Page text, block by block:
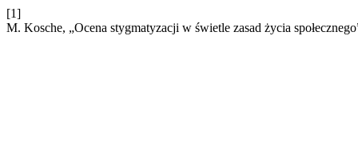
[1]
M. Kosche, „Ocena stygmatyzacji w świetle zasad życia